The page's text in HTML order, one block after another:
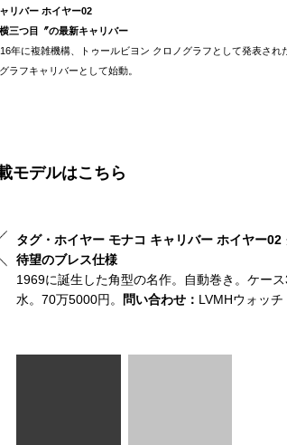
リバー ホイヤー02
横三つ目〞の最新キャリバー
年に複雑機構、トゥールビヨン クロノグラフとして発表さ
ラフキャリバーとして始動。
モデルはこちら
タグ・ホイヤー モナコ キャリバー ホイヤー02
待望のブレス仕様
1969に誕生した角型の名作。自動巻き。ケー
水。70万5000円。
問い合わせ： LVMHウォッ